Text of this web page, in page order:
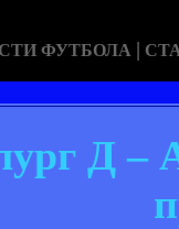
ФУТБОЛА |
Д –